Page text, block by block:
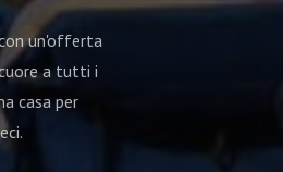
un'offerta
a tutti i
casa per